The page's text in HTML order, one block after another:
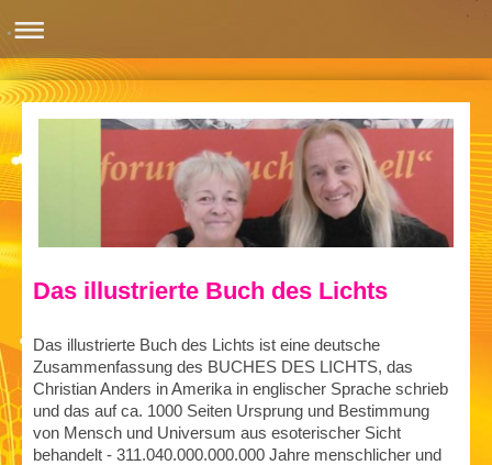
Das illustrierte Buch des Lichts
Das illustrierte Buch des Lichts ist eine deutsche
Zusammenfassung des BUCHES DES LICHTS, das
Christian Anders in Amerika in englischer Sprache schrieb
und das auf ca. 1000 Seiten Ursprung und Bestimmung
von Mensch und Universum aus esoterischer Sicht
behandelt - 311.040.000.000.000 Jahre menschlicher und